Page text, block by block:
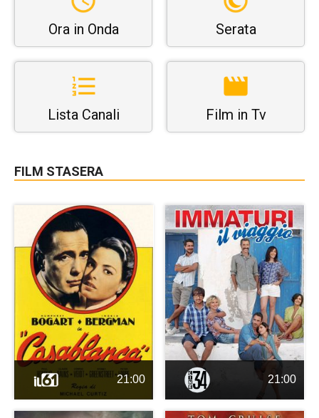
Ora in Onda Serata
Lista Canali Film in Tv
FILM STASERA
21:00 21:00